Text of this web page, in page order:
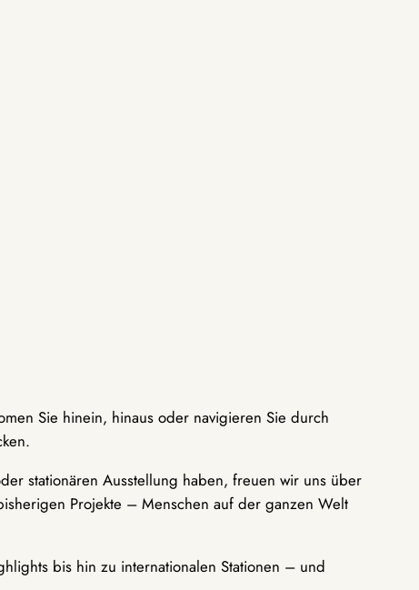
Sie hinein, hinaus oder navigieren Sie durch
stationären Ausstellung haben, freuen wir uns über
Projekte – Menschen auf der ganzen Welt
bis hin zu internationalen Stationen – und